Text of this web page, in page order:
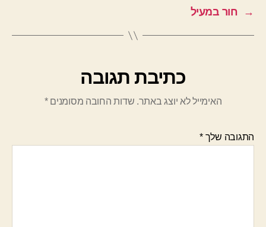
→
חור במעיל
כתיבת תגובה
האימייל לא יוצג באתר. שדות החובה מסומנים*
התגובה שלך*